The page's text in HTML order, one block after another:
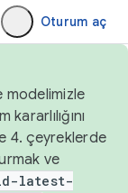
Oturum aç
modelimizle
4. çeyreklerde
ve
latest-